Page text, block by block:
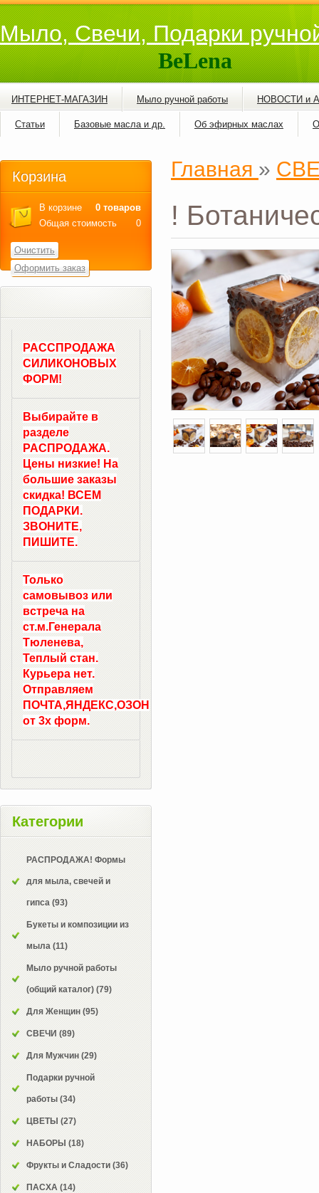
Мыло, Свечи, Подарки
BeLena
ИНТЕРНЕТ-МАГАЗИН Мыло ручной работы НОВОСТИ и
Статьи Базовые масла и др. Об эфирных маслах
Главная »
!
Корзина
В корзине
0 товаров
Общая стоимость
0
Очистить
Оформить заказ
РАССПРОДАЖА
СИЛИКОНОВЫХ
ФОРМ!
Выбирайте в
разделе
РАСПРОДАЖА.
Цены низкие! На
большие заказы
скидка! ВСЕМ
ПОДАРКИ.
ЗВОНИТЕ,
ПИШИТЕ.
Только
самовывоз или
встреча на
ст.м.Генерала
Тюленева,
Теплый стан.
Курьера нет.
Отправляем
ПОЧТА,ЯНДЕКС,ОЗОН
от 3х форм.
Категории
РАСПРОДАЖА! Формы
для мыла, свечей и
гипса (93)
Букеты и композиции из
мыла (11)
Мыло ручной работы
(общий каталог) (79)
Для Женщин (95)
СВЕЧИ (89)
Для Мужчин (29)
Подарки ручной
работы (34)
ЦВЕТЫ (27)
НАБОРЫ (18)
Фрукты и Сладости (36)
ПАСХА (14)